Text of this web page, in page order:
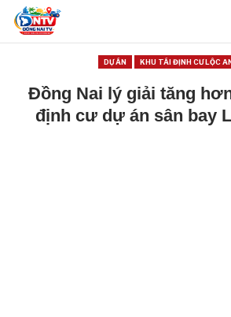
DỰ ÁN
Đồng Nai lý giải tăng
định cư dự án sân bay